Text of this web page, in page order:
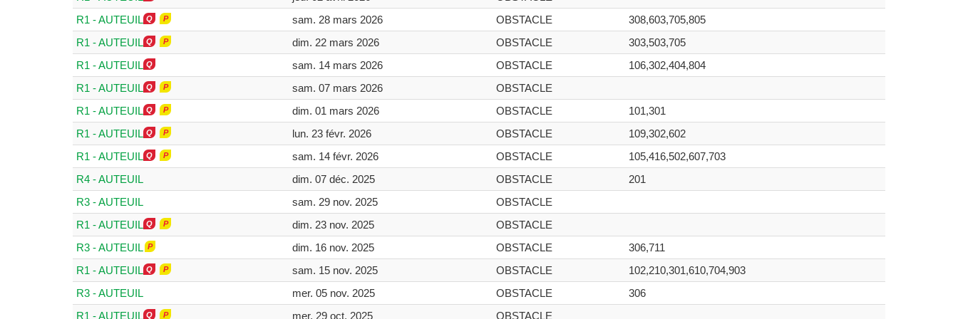
R1 - AUTEUIL
sam. 28 mars 2026 OBSTACLE
308,603,705,805
R1 - AUTEUIL
dim. 22 mars 2026 OBSTACLE
303,503,705
R1 - AUTEUIL
sam. 14 mars 2026 OBSTACLE
106,302,404,804
R1 - AUTEUIL
sam. 07 mars 2026
OBSTACLE
R1 - AUTEUIL
dim. 01 mars 2026 OBSTACLE
101,301
R1 - AUTEUIL
lun. 23 févr. 2026 OBSTACLE
109,302,602
R1 - AUTEUIL
sam. 14 févr. 2026 OBSTACLE
105,416,502,607,703
R4 - AUTEUIL
dim. 07 déc. 2025 OBSTACLE
201
R3 - AUTEUIL
sam. 29 nov. 2025
OBSTACLE
R1 - AUTEUIL
dim. 23 nov. 2025
OBSTACLE
R3 - AUTEUIL
dim. 16 nov. 2025 OBSTACLE
306,711
R1 - AUTEUIL
sam. 15 nov. 2025 OBSTACLE
102,210,301,610,704,903
R3 - AUTEUIL
mer. 05 nov. 2025 OBSTACLE
306
R1 - AUTEUIL
mer. 29 oct. 2025 OBSTACLE